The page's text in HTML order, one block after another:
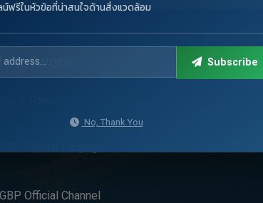
GBP Official Channel
น์ฟรีในหัวข้อที่น่าสนใจด้านสิ่งแวดล้อม
Subscribe
No, Thank You